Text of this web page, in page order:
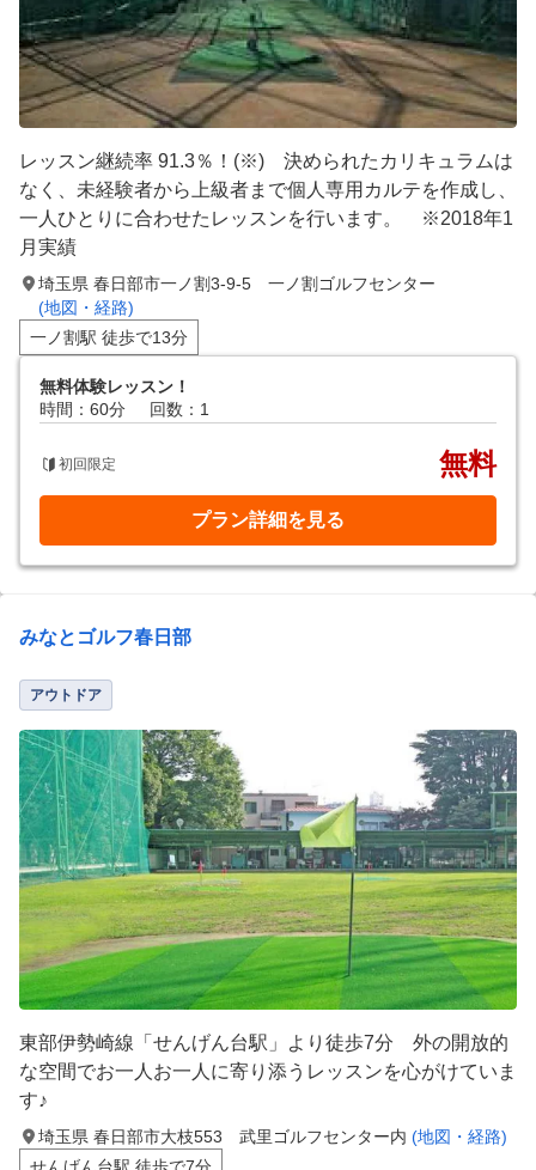
レッスン継続率 91.3％！(※) 決められたカリキュラムは
なく、未経験者から上級者まで個人専用カルテを作成し、
一人ひとりに合わせたレッスンを行います。 ※2018年1
月実績
埼玉県 春日部市一ノ割3-9-5 一ノ割ゴルフセンター
(地図・経路)
一ノ割駅 徒歩で13分
無料体験レッスン！
時間：60分
回数：1
初回限定 無料
プラン詳細を見る
みなとゴルフ春日部
アウトドア
東部伊勢崎線「せんげん台駅」より徒歩7分 外の開放的
な空間でお一人お一人に寄り添うレッスンを心がけていま
す♪
埼玉県 春日部市大枝553 武里ゴルフセンター内 (地図・経路)